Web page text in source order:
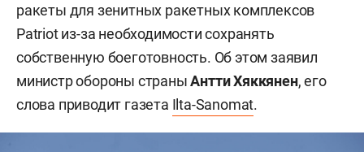
ракеты для зенитных ракетных комплексов
Patriot из-за необходимости сохранять
собственную боеготовность. Об этом заявил
министр обороны страныАнтти Хяккянен, его
слова приводит газета Ilta-Sanomat.